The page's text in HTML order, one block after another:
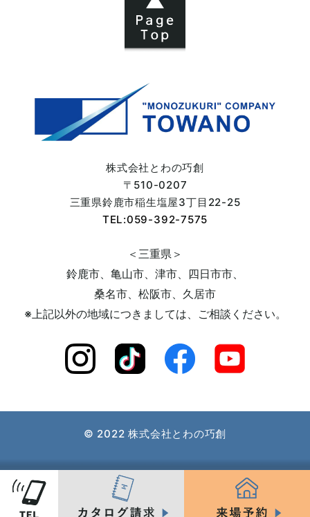
2023年12月 (2)
2023年10月 (7)
2023年08月 (5)
2023年07月 (6)
2023年06月 (8)
2023年03月 (10)
株式会社とわの巧創
〒510-0207
三重県鈴鹿市稲生塩屋3丁目22-25
TEL:059-392-7575
＜三重県＞
鈴鹿市、亀山市、津市、四日市市、
桑名市、松阪市、久居市
※上記以外の地域につきましては、
ご相談ください。
© 2022 株式会社とわの巧創